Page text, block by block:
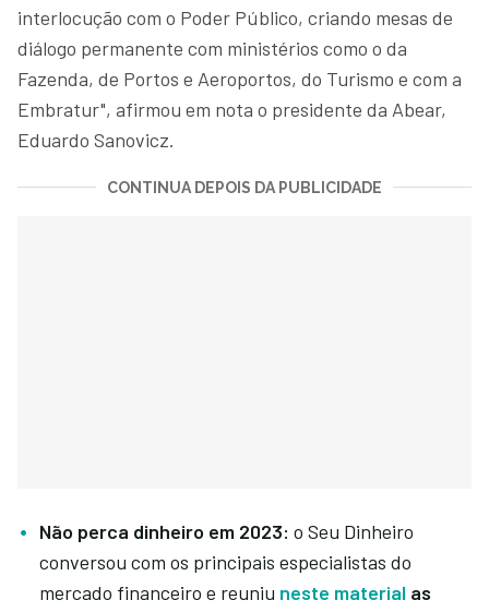
interlocução com o Poder Público, criando mesas de
diálogo permanente com ministérios como o da
Fazenda, de Portos e Aeroportos, do Turismo e com a
Embratur", afirmou em nota o presidente da Abear,
Eduardo Sanovicz.
CONTINUA DEPOIS DA PUBLICIDADE
Não perca dinheiro em 2023: o Seu Dinheiro
conversou com os principais especialistas do
mercado financeiro e reuniu neste material as